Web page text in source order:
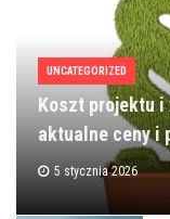
UNCATEGORIZED
Koszt projektu i
aktualne ceny i
5 stycznia 2026